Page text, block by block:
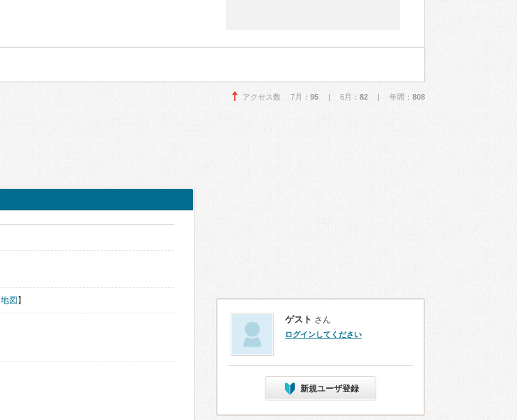
アクセス数 7月： 95 | 6月： 82 | 年間： 808
地図 】
ゲスト さん
ログインしてください
新規ユーザ登録